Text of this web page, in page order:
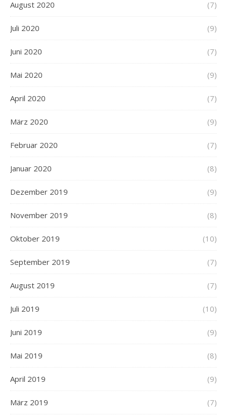
August 2020 (7)
Juli 2020 (9)
Juni 2020 (7)
Mai 2020 (9)
April 2020 (7)
März 2020 (9)
Februar 2020 (7)
Januar 2020 (8)
Dezember 2019 (9)
November 2019 (8)
Oktober 2019 (10)
September 2019 (7)
August 2019 (7)
Juli 2019 (10)
Juni 2019 (9)
Mai 2019 (8)
April 2019 (9)
März 2019 (7)